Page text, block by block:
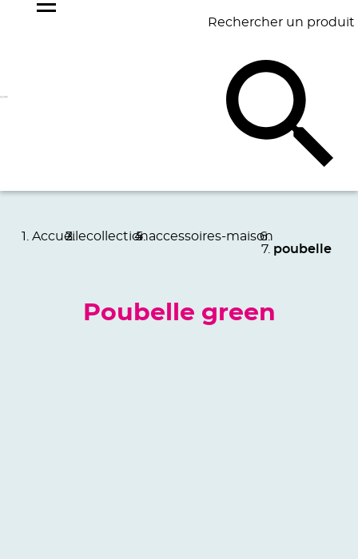
Rechercher un produit
BAGAGERIE BUREAU
Accueil ecollectionaccessoires-maison
poubelle
Poubelle green